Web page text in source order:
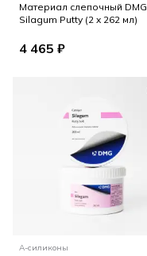
Материал слепочный DMG
Silagum Putty (2 x 262 мл)
4 465 ₽
А-силиконы